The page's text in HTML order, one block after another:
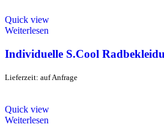
Quick view
Weiterlesen
Individuelle S.Cool
Lieferzeit: auf Anfrage
Quick view
Weiterlesen